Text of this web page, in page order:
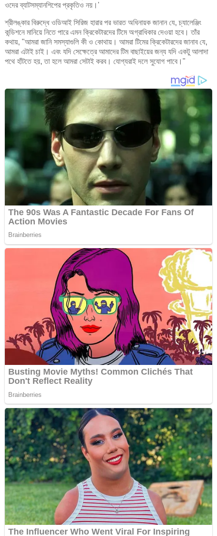
ওদের ব্যাটসম্যানশিপের প্রকৃতিও নয়।'
শ্রীলঙ্কার বিরুদ্ধে ওডিআই সিরিজ হারার পর ভারত অধিনায়ক জানান যে, চ্যালেঞ্জিং
কন্ডিশনে মানিয়ে নিতে পারে এমন ক্রিকেটারদের টিমে অগ্রাধিকার দেওয়া হবে। তাঁর
কথায়, "আমরা জানি সমস্যাগুলি কী ও কোথায়। আমরা টিমের ক্রিকেটারদের জানাব যে,
আমরা এটাই চাই। এবং যদি সেক্ষেত্রে আমাদের টিম বাছাইয়ের জন্য যদি একটু আলাদা
পথে হাঁটতে হয়, তা হলে আমরা সেটাই করব। যোগ্যরাই দলে সুযোগ পাবে।"